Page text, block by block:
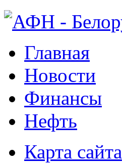
Главная
Новости
Финансы
Нефть
Карта сайта